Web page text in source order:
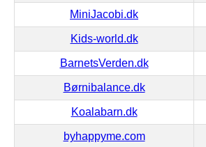
MiniJacobi.dk
Kids-world.dk
BarnetsVerden.dk
Børnibalance.dk
Koalabarn.dk
byhappyme.com